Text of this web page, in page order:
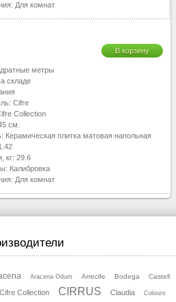
Для комнат
В корзину
метры
складе
Cifre
Collection
см.
Керамическая плитка матовая напольная
кг: 29.6
Калибровка
Для комнат
Aracena Odum Arrecife Bodega Castell
Cifre Collection CIRRUS Claudia Colours